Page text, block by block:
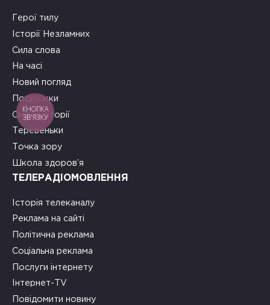
Герої тилу
Історії Незламних
Сила слова
На часі
Новий погляд
Подружки
Смачні історії
Теревеньки
Точка зору
Школа здоров’я
ТЕЛЕРАДІОМОВЛЕННЯ
Історія телеканалу
Реклама на сайті
Політична реклама
Соціальна реклама
Послуги інтернету
Інтернет-TV
Повідомити новину
КНОПКА
ЗВ'ЯЗКУ